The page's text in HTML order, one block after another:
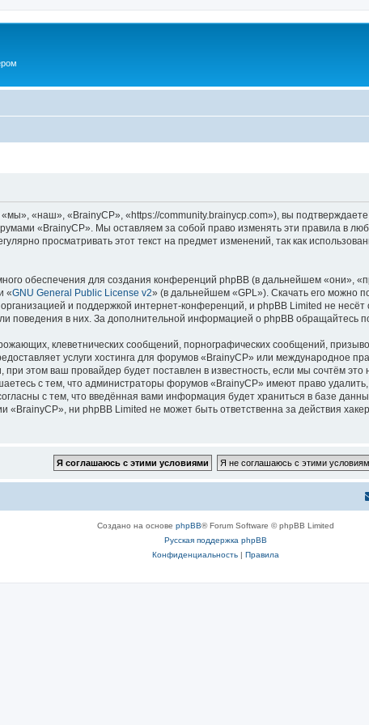
«наш», «BrainyCP», «https://community.brainycp.com»), вы
«BrainyCP». Мы оставляем за собой право изменять эти правила в
просматривать этот текст на предмет изменений, так как
обеспечения для создания конференций phpBB (в дальнейшем «они»,
«GNU General Public License v2» (в дальнейшем «GPL»). Скачать его можно
и поддержкой интернет-конференций, и phpBB Limited не
поведения в них. За дополнительной информацией о phpBB обращайтесь
клеветнических сообщений, порнографических сообщений,
услуги хостинга для форумов «BrainyCP» или международное
этом ваш провайдер будет поставлен в известность, если мы сочтём
с тем, что администраторы форумов «BrainyCP» имеют право
с тем, что введённая вами информация будет храниться в базе
ни phpBB Limited не может быть ответственна за действия
Создано на основе phpBB® Forum Software © phpBB Limited
Русская поддержка phpBB
Конфиденциальность| Правила